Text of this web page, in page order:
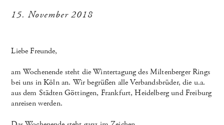
15. November 2018
Liebe Freunde,
am Wochenende steht die Wintertagung des Miltenberger Rings
bei uns in Köln an. Wir begrüßen alle Verbandsbrüder, die u.a.
aus dem Städten Göttingen, Frankfurt, Heidelberg und Freiburg
anreisen werden.